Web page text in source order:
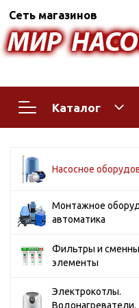
Сеть магазинов
Каталог
Поверхностные
Бытовые
Горизонтальные
многоступенчатые
многоступенчатые
моноблочные
Насосное
Монтажное
автоматика
Фильтры и
элементы
Электрокотлы.
Водонагреватели.